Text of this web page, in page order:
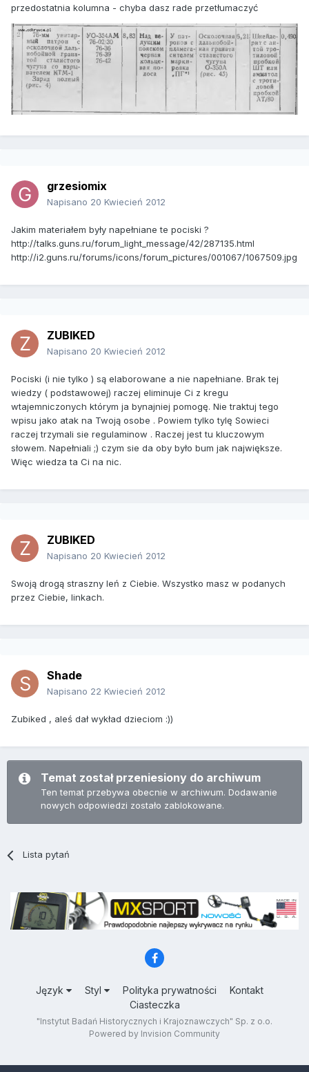
przedostatnia kolumna - chyba dasz rade przetłumaczyć
grzesiomix
Napisano 20 Kwiecień 2012
Jakim materiałem były napełniane te pociski ?
http://talks.guns.ru/forum_light_message/42/287135.html
http://i2.guns.ru/forums/icons/forum_pictures/001067/1067509.jpg
ZUBIKED
Napisano 20 Kwiecień 2012
Pociski (i nie tylko ) są elaborowane a nie napełniane. Brak tej
wiedzy ( podstawowej) raczej eliminuje Ci z kregu
wtajemniczonych którym ja bynajniej pomogę. Nie traktuj tego
wpisu jako atak na Twoją osobe . Powiem tylko tylę Sowieci
raczej trzymali sie regulaminow . Raczej jest tu kluczowym
słowem. Napełniali ;) czym sie da oby było bum jak największe.
Więc wiedza ta Ci na nic.
ZUBIKED
Napisano 20 Kwiecień 2012
Swoją drogą straszny leń z Ciebie. Wszystko masz w podanych
przez Ciebie, linkach.
Shade
Napisano 22 Kwiecień 2012
Zubiked , aleś dał wykład dzieciom :))
Temat został przeniesiony do archiwum
Ten temat przebywa obecnie w archiwum. Dodawanie
nowych odpowiedzi zostało zablokowane.
Lista pytań
Język Styl Polityka prywatności
Kontakt
Ciasteczka
"Instytut Badań Historycznych i Krajoznawczych" Sp. z o.o.
Powered by Invision Community